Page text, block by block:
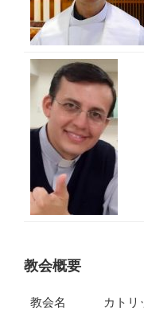
教会概要
教会名 カトリ